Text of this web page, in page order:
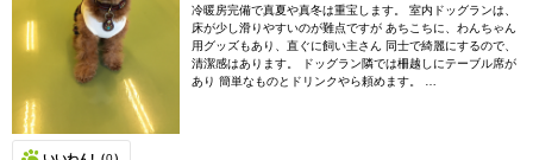
冷暖房完備で真夏や真冬は重宝します。 室内ドッグランは、
床が少し滑りやすいのが難点ですが あちこちに、わんちゃん
用グッズもあり、直ぐに飼い主さん 同士で綺麗にするので、
清潔感はあります。 ドッグラン隣では柵越しにテーブル席が
あり 簡単なものとドリンクやら頼めます。 …